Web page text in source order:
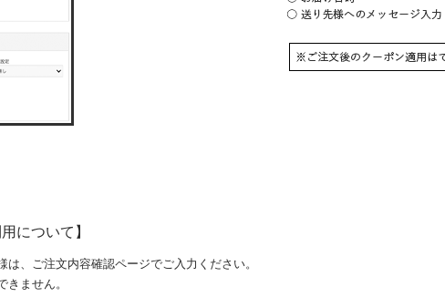
について】
、ご注文内容確認ページでご入力ください。
ません。